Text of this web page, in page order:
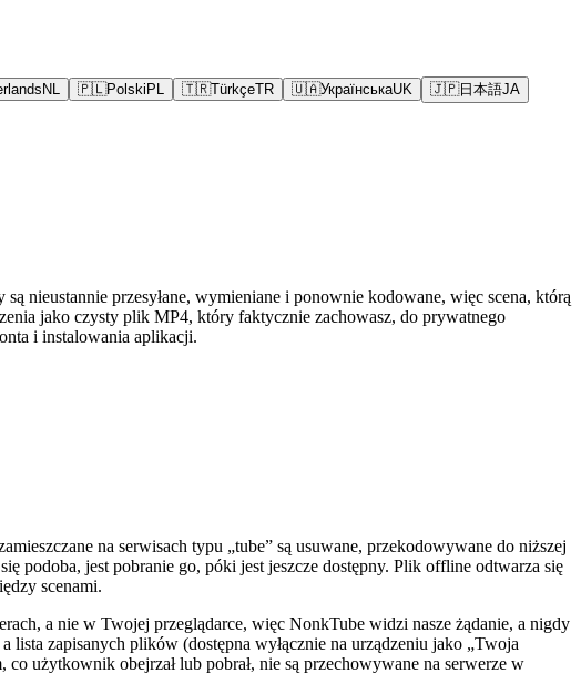
NL 🇵🇱Polski PL 🇹🇷TürkçeTR 🇺🇦УкраїнськаUK 🇯🇵日本語JA
nieustannie przesyłane, wymieniane i ponownie kodowane, więc scena, którą
jako czysty plik MP4, który faktycznie zachowasz, do prywatnego
i instalowania aplikacji.
na serwisach typu „tube” są usuwane, przekodowywane do niższej
podoba, jest pobranie go, póki jest jeszcze dostępny. Plik offline odtwarza się
scenami.
a nie w Twojej przeglądarce, więc NonkTube widzi nasze żądanie, a nigdy
zapisanych plików (dostępna wyłącznie na urządzeniu jako „Twoja
użytkownik obejrzał lub pobrał, nie są przechowywane na serwerze w